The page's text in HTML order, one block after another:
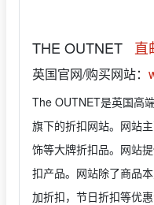
THE OUTNET 直
英国官网/购买网站：
The OUTNET是英国高
旗下的折扣网站。网站
饰等大牌折扣品。网站
扣产品。网站除了商品
加折扣，节日折扣等优